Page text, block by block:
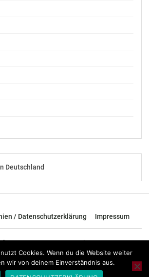
Deutschland
/ Datenschutzerklärung Impressum
Österreich - Nachrichten aus Österreich und der
ganzen Welt.
Cookies. Wenn du die Website weiter
wir von deinem Einverständnis aus.